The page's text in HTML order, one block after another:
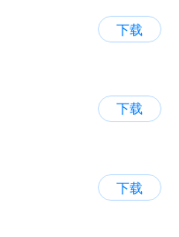
下载
下载
下载